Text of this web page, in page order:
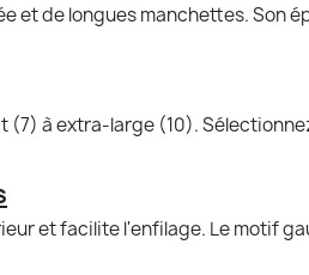
de longues manchettes. Son
à extra-large (10).
et facilite l'enfilage. Le motif